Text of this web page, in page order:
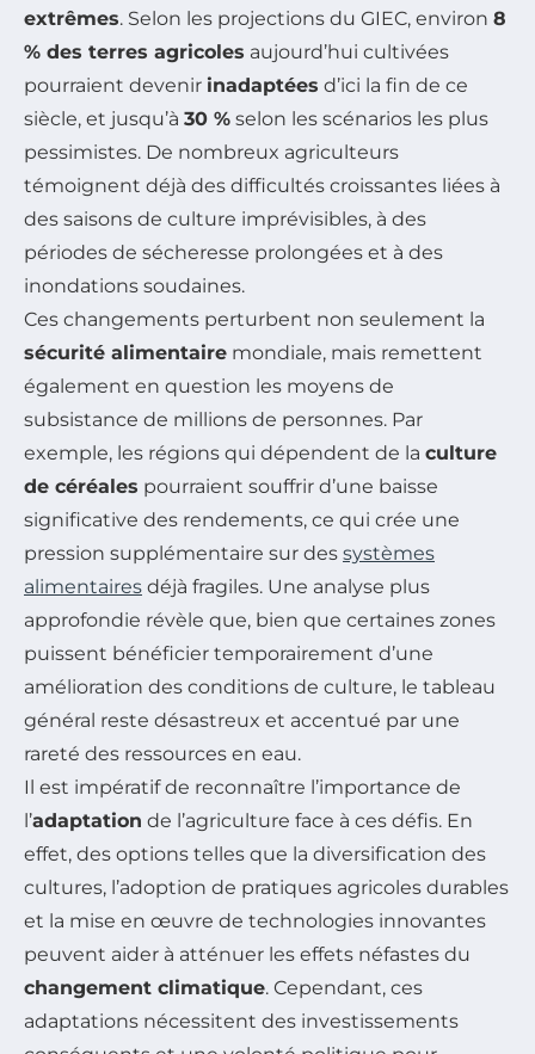
extrêmes. Selon les projections du GIEC, environ 8
% des terres agricoles aujourd’hui cultivées
pourraient devenir inadaptées d’ici la fin de ce
siècle, et jusqu’à 30 % selon les scénarios les plus
pessimistes. De nombreux agriculteurs
témoignent déjà des difficultés croissantes liées à
des saisons de culture imprévisibles, à des
périodes de sécheresse prolongées et à des
inondations soudaines.
Ces changements perturbent non seulement la
sécurité alimentaire mondiale, mais remettent
également en question les moyens de
subsistance de millions de personnes. Par
exemple, les régions qui dépendent de la culture
de céréales pourraient souffrir d’une baisse
significative des rendements, ce qui crée une
pression supplémentaire sur des systèmes
alimentaires déjà fragiles. Une analyse plus
approfondie révèle que, bien que certaines zones
puissent bénéficier temporairement d’une
amélioration des conditions de culture, le tableau
général reste désastreux et accentué par une
rareté des ressources en eau.
Il est impératif de reconnaître l’importance de
l’adaptation de l’agriculture face à ces défis. En
effet, des options telles que la diversification des
cultures, l’adoption de pratiques agricoles durables
et la mise en œuvre de technologies innovantes
peuvent aider à atténuer les effets néfastes du
changement climatique. Cependant, ces
adaptations nécessitent des investissements